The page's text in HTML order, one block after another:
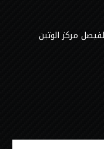
مركز الوتين